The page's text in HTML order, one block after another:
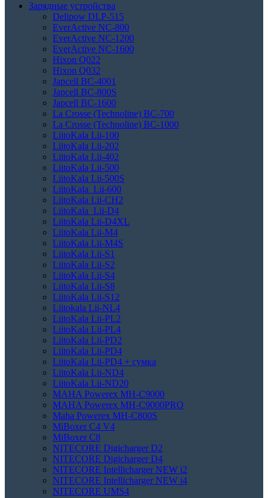
Зарядные устройства
Delipow DLP-515
EverActive NC-800
EverActive NC-1200
EverActive NC-1600
Hixon Q022
Hixon Q032
Japcell BC-4001
Japcell BC-800S
Japcell BC-1600
La Crosse (Technoline) BC-700
La Crosse (Technoline) BC-1000
LiitoKala Lii-100
LiitoKala Lii-202
LiitoKala Lii-402
LiitoKala Lii-500
LiitoKala Lii-500S
LiitoKala Lii-600
LiitoKala Lii-CH2
LiitoKala Lii-D4
LiitoKala Lii-D4XL
LiitoKala Lii-M4
LiitoKala Lii-M4S
LiitoKala Lii-S1
LiitoKala Lii-S2
LiitoKala Lii-S4
LiitoKala Lii-S8
LiitoKala Lii-S12
Liitokala Lii-NL4
LiitoKala Lii-PL2
LiitoKala Lii-PL4
LiitoKala Lii-PD2
LiitoKala Lii-PD4
LiitoKala Lii-PD4 + сумка
LiitoKala Lii-ND4
LiitoKala Lii-ND20
MAHA Powerex MH-C9000
MAHA Powerex MH-C9000PRO
Maha Powerex MH-C800S
MiBoxer C4 V4
MiBoxer C8
NITECORE Digicharger D2
NITECORE Digicharger D4
NITECORE Intellicharger NEW i2
NITECORE Intellicharger NEW i4
NITECORE UMS4